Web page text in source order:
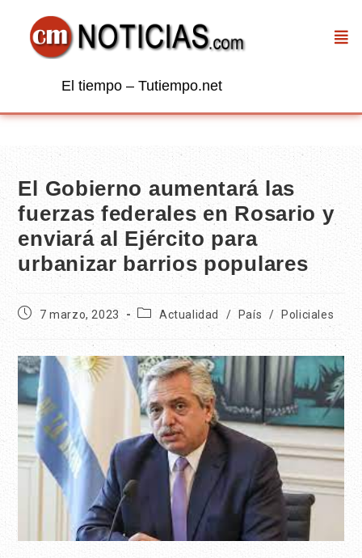
El tiempo – Tutiempo.net
El Gobierno aumentará las
fuerzas federales en Rosario y
enviará al Ejército para
urbanizar barrios populares
7 marzo, 2023 Actualidad / País / Policiales